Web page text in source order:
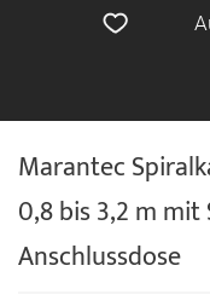
Marantec
0,8 bis 3,2 m
Anschlussdose